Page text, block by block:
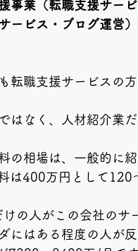
事業（転職支援サー
ービス・ブログ運営）
転職支援サービスの
はなく、人材紹介業だ
の相場は、一般的に
は400万円として120
の人がこの会社のサ
にはある程度の人が